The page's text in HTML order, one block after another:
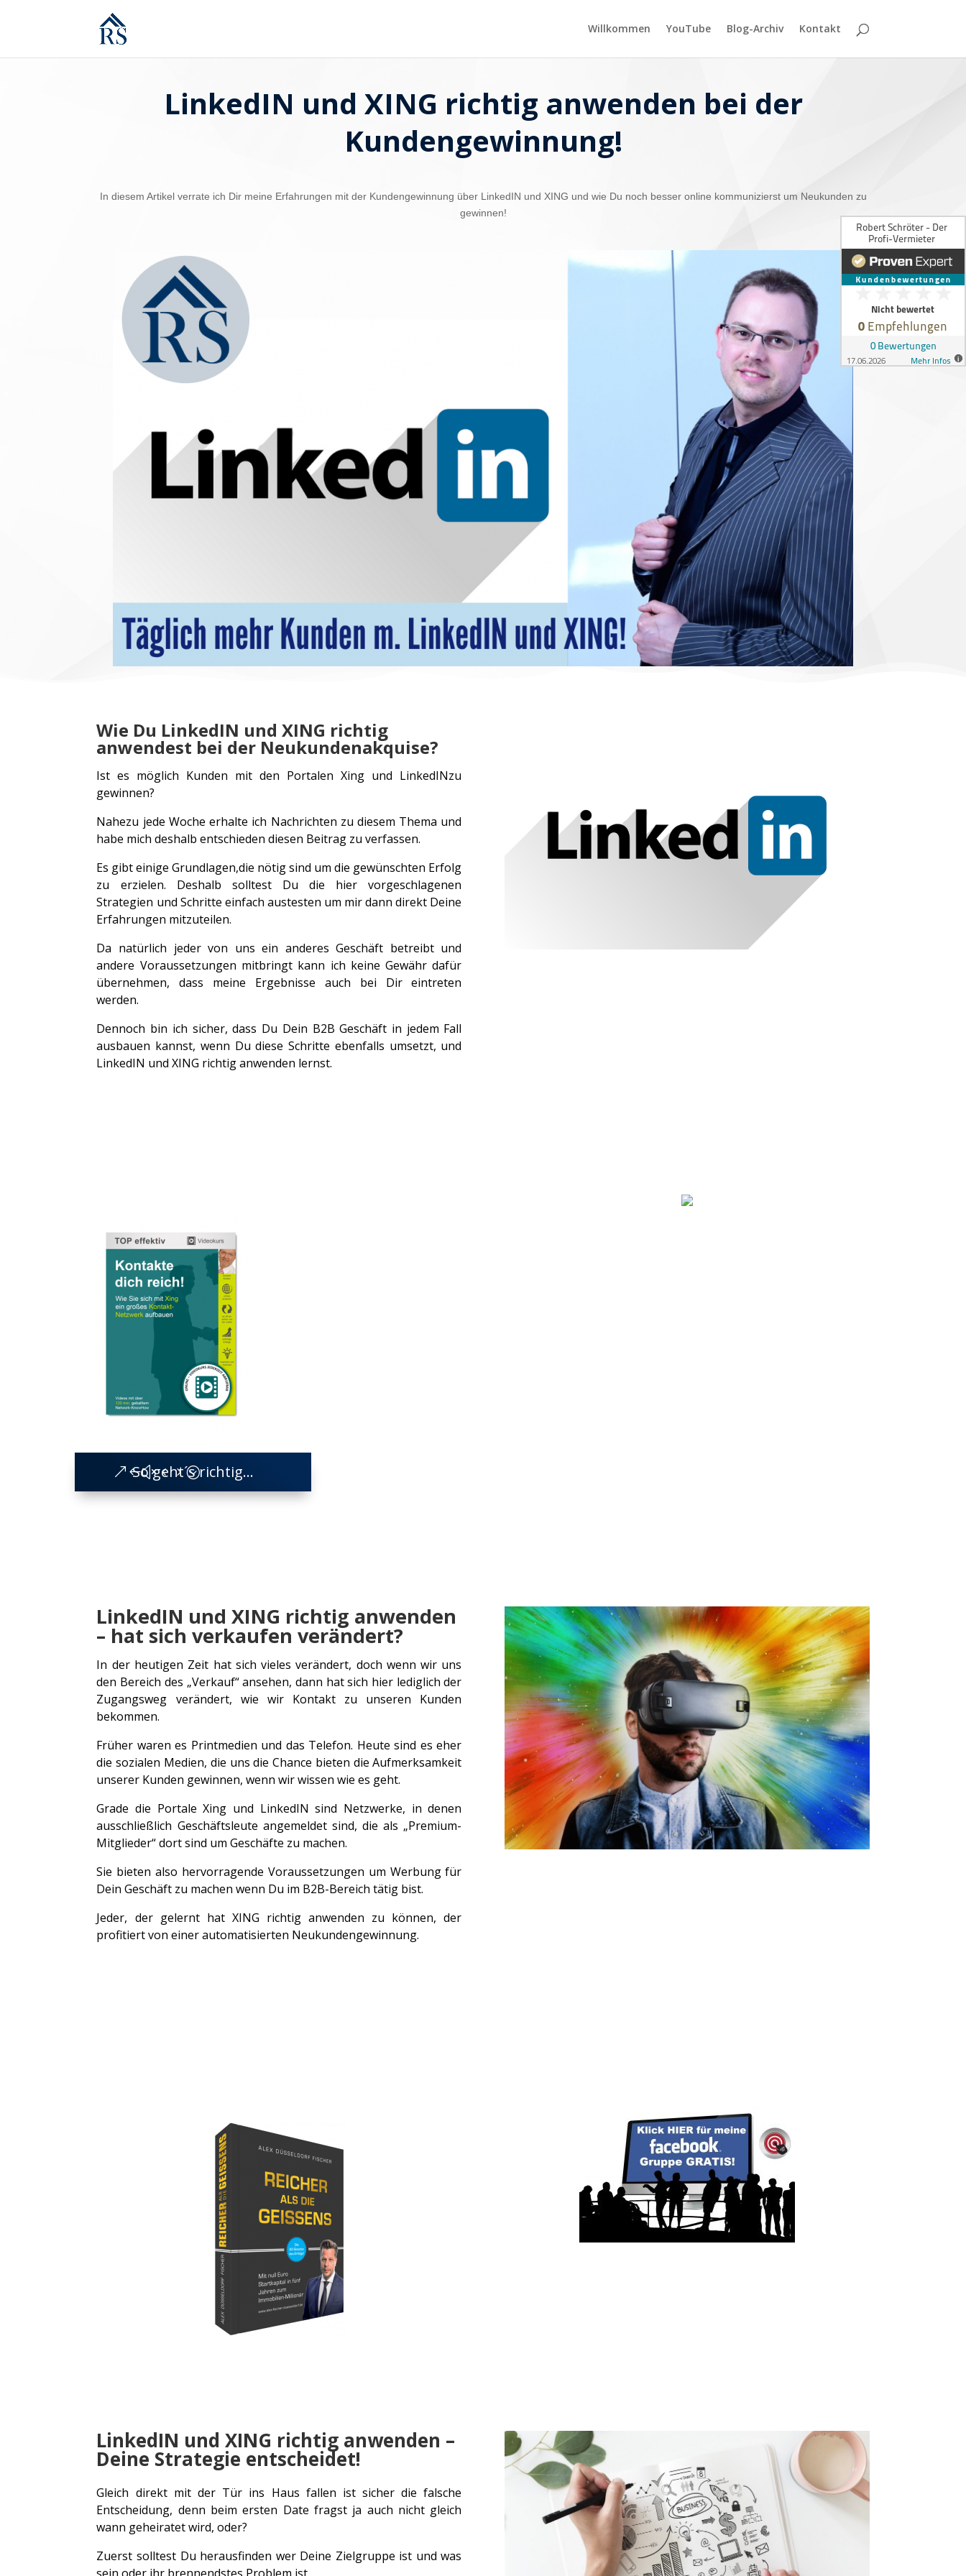
Willkommen YouTube Blog-Archiv Kontakt
LinkedIN und XING richtig anwenden bei der
Kundengewinnung!
In diesem Artikel verrate ich Dir meine Erfahrungen mit der Kundengewinnung über LinkedIN und XING und wie Du noch besser online kommunizierst um Neukunden zu
gewinnen!
Wie Du LinkedIN und XING richtig
anwendest bei der Neukundenakquise?
Ist es möglich Kunden mit den Portalen Xing und LinkedINzu
gewinnen?
Nahezu jede Woche erhalte ich Nachrichten zu diesem Thema und
habe mich deshalb entschieden diesen Beitrag zu verfassen.
Es gibt einige Grundlagen,die nötig sind um die gewünschten Erfolg
zu erzielen. Deshalb solltest Du die hier vorgeschlagenen
Strategien und Schritte einfach austesten um mir dann direkt Deine
Erfahrungen mitzuteilen.
Da natürlich jeder von uns ein anderes Geschäft betreibt und
andere Voraussetzungen mitbringt kann ich keine Gewähr dafür
übernehmen, dass meine Ergebnisse auch bei Dir eintreten
werden.
Dennoch bin ich sicher, dass Du Dein B2B Geschäft in jedem Fall
ausbauen kannst, wenn Du diese Schritte ebenfalls umsetzt, und
LinkedIN und XING richtig anwenden lernst.
So geht´s richtig...
LinkedIN und XING richtig anwenden
– hat sich verkaufen verändert?
In der heutigen Zeit hat sich vieles verändert, doch wenn wir uns
den Bereich des „Verkauf“ ansehen, dann hat sich hier lediglich der
Zugangsweg verändert, wie wir Kontakt zu unseren Kunden
bekommen.
Früher waren es Printmedien und das Telefon. Heute sind es eher
die sozialen Medien, die uns die Chance bieten die Aufmerksamkeit
unserer Kunden gewinnen, wenn wir wissen wie es geht.
Grade die Portale Xing und LinkedIN sind Netzwerke, in denen
ausschließlich Geschäftsleute angemeldet sind, die als „Premium-
Mitglieder“ dort sind um Geschäfte zu machen.
Sie bieten also hervorragende Voraussetzungen um Werbung für
Dein Geschäft zu machen wenn Du im B2B-Bereich tätig bist.
Jeder, der gelernt hat XING richtig anwenden zu können, der
profitiert von einer automatisierten Neukundengewinnung.
LinkedIN und XING richtig anwenden –
Deine Strategie entscheidet!
Gleich direkt mit der Tür ins Haus fallen ist sicher die falsche
Entscheidung, denn beim ersten Date fragst ja auch nicht gleich
wann geheiratet wird, oder?
Zuerst solltest Du herausfinden wer Deine Zielgruppe ist und was